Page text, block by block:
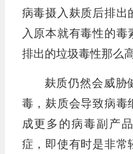
病毒摄入麸质后排出
入原本就有毒性的
排出的垃圾毒性那么高
麸质仍然会威胁
毒，麸质会导致病毒
成更多的病毒副产
症，即使有时是非常